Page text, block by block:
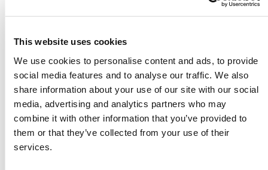
This website uses cookies
We use cookies to personalise content and ads, to provide
social media features and to analyse our traffic. We also
share information about your use of our site with our social
media, advertising and analytics partners who may
combine it with other information that you’ve provided to
them or that they’ve collected from your use of their
services.
りんかい線 「国際展示場駅」下車 徒歩約7分
ゆりかもめ 「東京ビッグサイト駅」下車 徒歩約3分
バスでお越しの方